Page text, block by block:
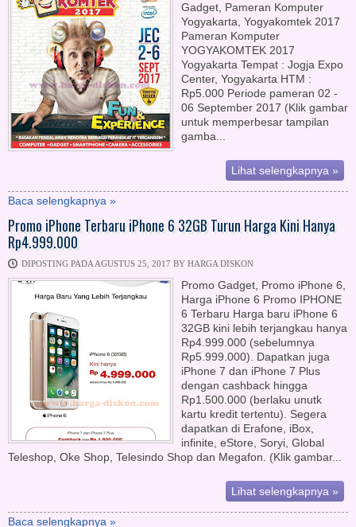
Gadget, Pameran Komputer
Yogyakarta, Yogyakomtek 2017
Pameran Komputer
YOGYAKOMTEK 2017
Yogyakarta Tempat : Jogja Expo
Center, Yogyakarta HTM :
Rp5.000 Periode pameran 02 -
06 September 2017 (Klik gambar
untuk memperbesar tampilan
gamba...
Lihat selengkapnya »
Baca selengkapnya »
Promo iPhone Terbaru iPhone 6 32GB Turun Harga Kini Hanya
Rp4.999.000
DIPOSTING PADA AGUSTUS 25, 2017 BY HARGA DISKON
Promo Gadget, Promo iPhone 6,
Harga iPhone 6 Promo IPHONE
6 Terbaru Harga baru iPhone 6
32GB kini lebih terjangkau hanya
Rp4.999.000 (sebelumnya
Rp5.999.000). Dapatkan juga
iPhone 7 dan iPhone 7 Plus
dengan cashback hingga
Rp1.500.000 (berlaku unutk
kartu kredit tertentu). Segera
dapatkan di Erafone, iBox,
infinite, eStore, Soryi, Global
Teleshop, Oke Shop, Telesindo Shop dan Megafon. (Klik gambar...
Lihat selengkapnya »
Baca selengkapnya »